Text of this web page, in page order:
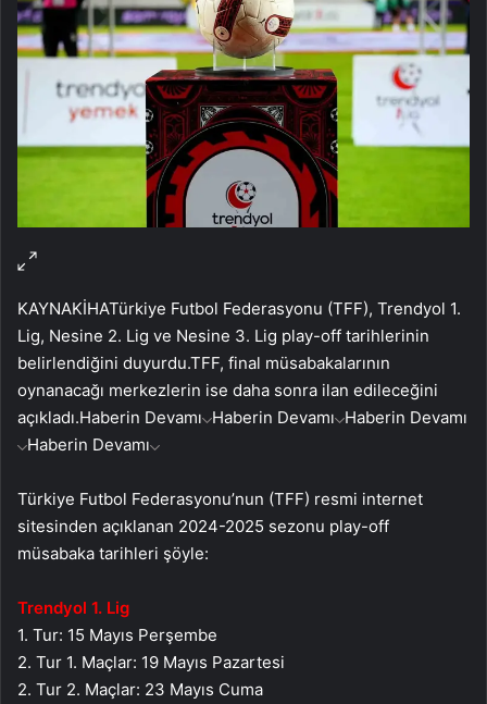
KAYNAKİHATürkiye Futbol Federasyonu (TFF), Trendyol 1.
Lig, Nesine 2. Lig ve Nesine 3. Lig play-off tarihlerinin
belirlendiğini duyurdu.TFF, final müsabakalarının
oynanacağı merkezlerin ise daha sonra ilan edileceğini
açıkladı.Haberin Devamı Haberin Devamı Haberin Devamı
Haberin Devamı
Türkiye Futbol Federasyonu’nun (TFF) resmi internet
sitesinden açıklanan 2024-2025 sezonu play-off
müsabaka tarihleri şöyle:
Trendyol 1. Lig
1. Tur: 15 Mayıs Perşembe
2. Tur 1. Maçlar: 19 Mayıs Pazartesi
2. Tur 2. Maçlar: 23 Mayıs Cuma